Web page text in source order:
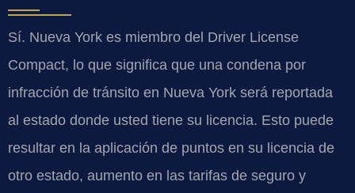
Sí. Nueva York es miembro del Driver License
Compact, lo que significa que una condena por
infracción de tránsito en Nueva York será reportada
al estado donde usted tiene su licencia. Esto puede
resultar en la aplicación de puntos en su licencia de
otro estado, aumento en las tarifas de seguro y